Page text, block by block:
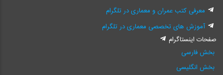
معرفی کتب عمران و معماری در تلگرام
آموزش های تخصصی معماری در تلگرام
صفحات اینستاگرام
بخش فارسی
بخش انگلیسی